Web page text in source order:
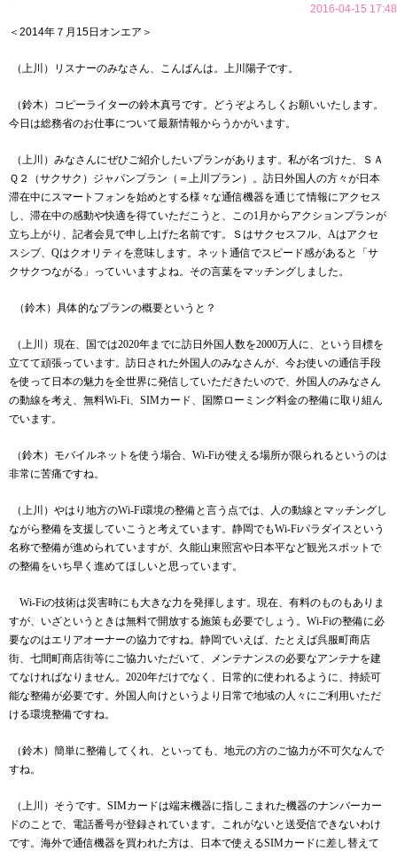
2016-04-15 17:48
＜2014年７月15日オンエア＞
（上川）リスナーのみなさん、こんばんは。上川陽子です。
（鈴木）コピーライターの鈴木真弓です。どうぞよろしくお願いいたします。
今日は総務省のお仕事について最新情報からうかがいます。
（上川）みなさんにぜひご紹介したいプランがあります。私が名づけた、ＳＡ
Ｑ２（サクサク）ジャパンプラン（＝上川プラン）。訪日外国人の方々が日本
滞在中にスマートフォンを始めとする様々な通信機器を通じて情報にアクセス
し、滞在中の感動や快適を得ていただこうと、この1月からアクションプランが
立ち上がり、記者会見で申し上げた名前です。Ｓはサクセスフル、 Aはアクセ
スシブ、 Qはクオリティを意味します。ネット通信でスピード感があると「サ
クサクつながる」っていいますよね。その言葉をマッチングしました。
（鈴木） 具体的なプランの概要というと？
（上川）現在、国では2020年までに訪日外国人数を2000万人に、という目標を
立てて頑張っています。訪日された外国人のみなさんが、今お使いの通信手段
を使って日本の魅力を全世界に発信していただきたいので、外国人のみなさん
の動線を考え、無料Wi-Fi、 SIMカード、国際ローミング料金の整備に取り組ん
でいます。
（鈴木）モバイルネットを使う場合、 Wi-Fiが使える場所が限られるというのは
非常に苦痛ですね。
（上川）やはり地方のWi-Fi環境の整備と言う点では、人の動線とマッチングし
ながら整備を支援していこうと考えています。静岡でもWi-Fiパラダイスという
名称で整備が進められていますが、久能山東照宮や日本平など観光スポットで
の整備をいち早く進めてほしいと思っています。
Wi-Fiの技術は災害時にも大きな力を発揮します。現在、有料のものもありま
すが、いざというときは無料で開放する施策も必要でしょう。 Wi-Fiの整備に必
要なのはエリアオーナーの協力ですね。静岡でいえば、たとえば呉服町商店
街、七間町商店街等にご協力いただいて、メンテナンスの必要なアンテナを建
てなければなりません。 2020年だけでなく、日常的に使われるように、持続可
能な整備が必要です。外国人向けというより日常で地域の人々にご利用いただ
ける環境整備ですね。
（鈴木）簡単に整備してくれ、といっても、地元の方のご協力が不可欠なんで
すね。
（上川）そうです。 SIMカードは端末機器に指しこまれた機器のナンバーカー
ドのことで、電話番号が登録されています。これがないと送受信できないわけ
です。海外で通信機器を買われた方は、日本で使えるSIMカードに差し替えて